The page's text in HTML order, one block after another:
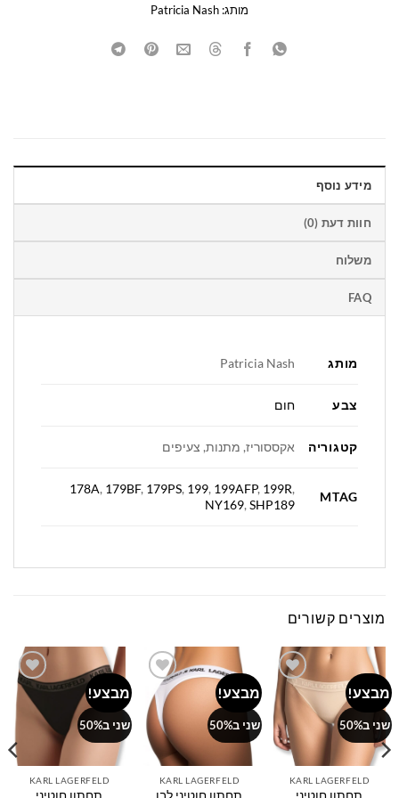
מותג: Patricia Nash
מידע נוסף
חוות דעת (0)
משלוח
FAQ
מותג Patricia Nash
צבע חום
קטגוריה אקססוריז, מתנות, צעיפים
MTAG
178A, 179BF, 179PS, 199, 199AFP, 199R,
NY169, SHP189
מוצרים קשורים
מבצע!
שני ב50%
Add to
wishlist
KARL LAGERFELD
מבצע!
שני ב50%
Add to
wishlist
KARL LAGERFELD
מבצע!
שני ב50%
Add to
wishlist
KARL LAGERFELD